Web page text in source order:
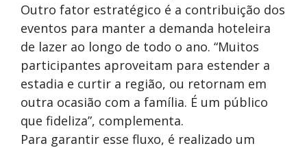
Outro fator estratégico é a contribuição dos
eventos para manter a demanda hoteleira
de lazer ao longo de todo o ano. “Muitos
participantes aproveitam para estender a
estadia e curtir a região, ou retornam em
outra ocasião com a família. É um público
que fideliza”, complementa.
Para garantir esse fluxo, é realizado um